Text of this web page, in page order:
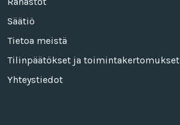
Säätiö
Tietoa meistä
Tilinpäätökset ja toimintakertomukset
Yhteystiedot